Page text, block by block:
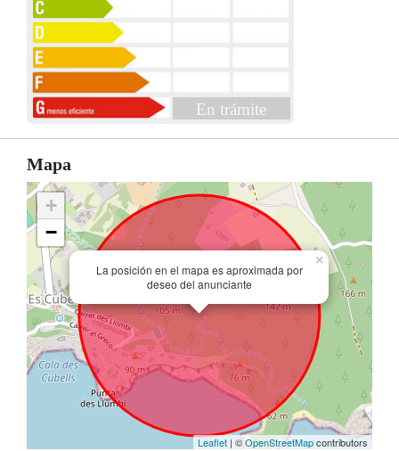
En trámite
Mapa
La posición en el mapa es aproximada por
deseo del anunciante
×
+
−
Leaflet | ©OpenStreetMapcontributors